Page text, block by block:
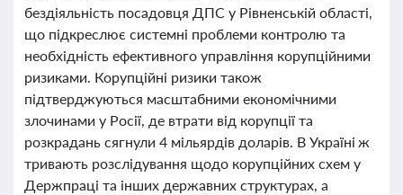
бездіяльність посадовця ДПС у Рівненській області,
що підкреслює системні проблеми контролю та
необхідність ефективного управління корупційними
ризиками. Корупційні ризики також
підтверджуються масштабними економічними
злочинами у Росії, де втрати від корупції та
розкрадань сягнули 4 мільярдів доларів. В Україні ж
тривають розслідування щодо корупційних схем у
Держпраці та інших державних структурах, а